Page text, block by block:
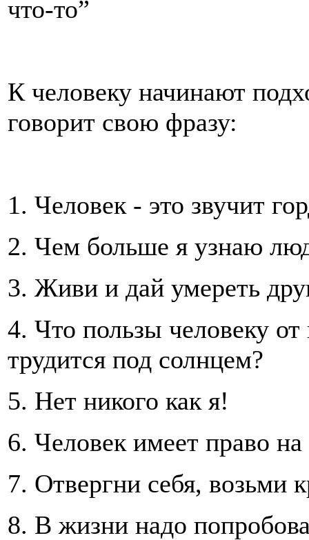
что-то”
К человеку начинают
говорит свою фразу:
1. Человек - это звучит
2. Чем больше я узнаю
3. Живи и дай умереть
4. Что пользы человеку
трудится под солнцем?
5. Нет никого как я!
6. Человек имеет право на
7. Отвергни себя, возьми
8. В жизни надо